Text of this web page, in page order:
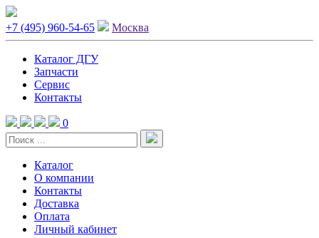
+7 (495) 960-54-65 Москва
Каталог ДГУ
Запчасти
Сервис
Контакты
0
Каталог
О компании
Контакты
Доставка
Оплата
Личный кабинет